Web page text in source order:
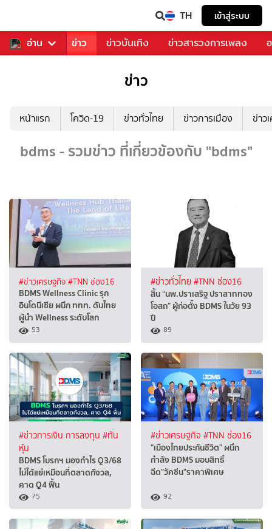
TH เข้าสู่ระบบ
อ่าน
คุณ กีฬา ข่าว ข่าวบันเทิง ข่าวสารวงการเพลง
ข่าว
หน้าแรก โควิด-19 ข่าวทั่วไทย ข่าวการเมือง ข่าว
bdms - รวมข่าว ที่เกี่ยวข้องกับ "bdms"
#ข่าวเศรษฐกิจ #TNN ช่อง16
BDMS Wellness Clinic รุก
อินโดนีเซีย ผนึก ททท. ดันไทย
ผู้นำ Wellness ระดับโลก
53
#ข่าวทั่วไทย#TNN ช่อง16
สิ้น “นพ.ปราเสริฐ ปราสาททอง
โอสถ” ผู้ก่อตั้ง BDMS ในวัย 93
ปี
89
#ข่าวการเงิน การลงทุน #ทัน
หุ้น
BDMS โบรกฯ มองกำไร Q3/68
ไม่ได้แย่เหมือนที่ตลาดกังวล,
คาด Q4 ฟื้น
75
#ข่าวเศรษฐกิจ #TNN ช่อง16
"เมืองไทยประกันชีวิต" ผนึก
กำลัง BDMS มอบสิทธิ์
ฉีด"วัคซีน"ราคาพิเศษ
92